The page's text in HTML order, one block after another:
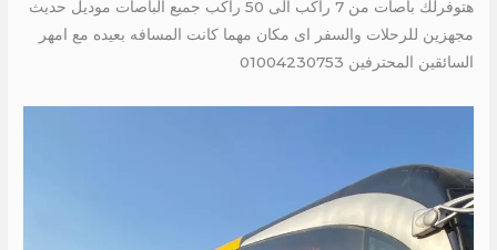
هتوفرلك باصات من 7 راكب الى 50 راكب جميع الباصات موديل حديث
مجهزين للرحلات والسفر اى مكان مهما كانت المسافه بعيده مع امهر
السائقين المحترفين 01004230753